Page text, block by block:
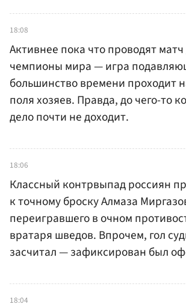
18:08
Активнее пока что проводят
чемпионы мира — игра
большинство времени проходит
поля хозяев. Правда, до чего-то
дело почти не доходит.
18:06
Классный контрвыпад россиян
к точному броску Алмаза
переигравшего в очном
вратаря шведов. Впрочем, гол
засчитал — зафиксирован был
18:04